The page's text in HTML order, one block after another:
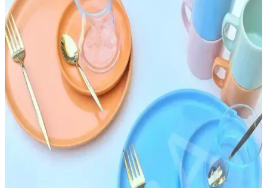
Butcher block tezgahların dayanıklılığı, doğru bakım ve koruma
yöntemlerine bağlıdır. Mineral yağ nemlendirir ancak koruma
sağlamaz. Kuruyan yağlar ve balmumu içeren ürünler tercih
edilmelidir.
İKEA Ankastre Fırın Modülleri ile Modern ve
Fonksiyonel Mutfak Tasarımı
İKEA ankastre fırın modülleri, çeşitli boyut ve tasarım
seçenekleriyle modern mutfaklarda alan tasarrufu ve estetik sağlar,
kolay montaj ve kullanım avantajları sunar.
İç Mekan Tasarımında Fincan Düzeni: Estetik ve